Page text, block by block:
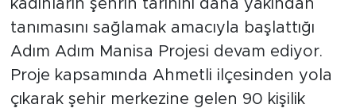
kadınların şehrin tarihini daha yakından
tanımasını sağlamak amacıyla başlattığı
Adım Adım Manisa Projesi devam ediyor.
Proje kapsamında Ahmetli ilçesinden yola
çıkarak şehir merkezine gelen 90 kişilik